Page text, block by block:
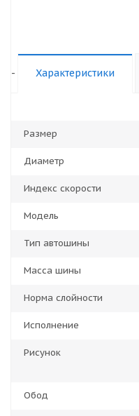
- Характеристики
Размер
Диаметр
Индекс скорости
Модель
Тип автошины
Масса шины
Норма слойности
Исполнение
Рисунок
Обод